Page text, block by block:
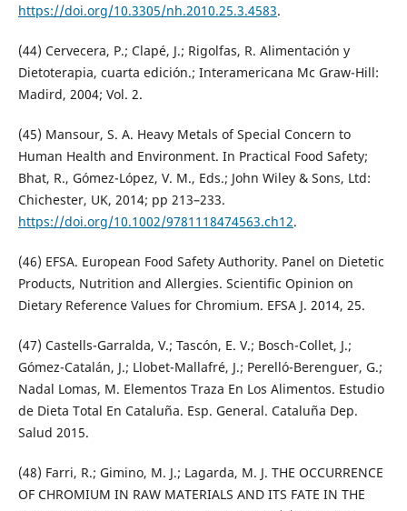
https://doi.org/10.3305/nh.2010.25.3.4583.
(44) Cervecera, P.; Clapé, J.; Rigolfas, R. Alimentación y
Dietoterapia, cuarta edición.; Interamericana Mc Graw-Hill:
Madird, 2004; Vol. 2.
(45) Mansour, S. A. Heavy Metals of Special Concern to
Human Health and Environment. In Practical Food Safety;
Bhat, R., Gómez-López, V. M., Eds.; John Wiley & Sons, Ltd:
Chichester, UK, 2014; pp 213–233.
https://doi.org/10.1002/9781118474563.ch12.
(46) EFSA. European Food Safety Authority. Panel on Dietetic
Products, Nutrition and Allergies. Scientific Opinion on
Dietary Reference Values for Chromium. EFSA J. 2014, 25.
(47) Castells-Garralda, V.; Tascón, E. V.; Bosch-Collet, J.;
Gómez-Catalán, J.; Llobet-Mallafré, J.; Perelló-Berenguer, G.;
Nadal Lomas, M. Elementos Traza En Los Alimentos. Estudio
de Dieta Total En Cataluña. Esp. General. Cataluña Dep.
Salud 2015.
(48) Farri, R.; Gimino, M. J.; Lagarda, M. J. THE OCCURRENCE
OF CHROMIUM IN RAW MATERIALS AND ITS FATE IN THE